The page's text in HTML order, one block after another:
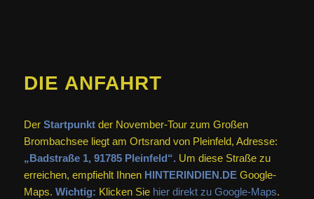
DIE ANFAHRT
Der Startpunktder November-Tour zum Großen
Brombachsee liegt am Ortsrand von Pleinfeld, Adresse:
„Badstraße 1, 91785 Pleinfeld“. Um diese Straße zu
erreichen, empfiehlt Ihnen HINTERINDIEN.DEGoogle-
Maps. Wichtig: Klicken Sie hier direkt zu Google-Maps.